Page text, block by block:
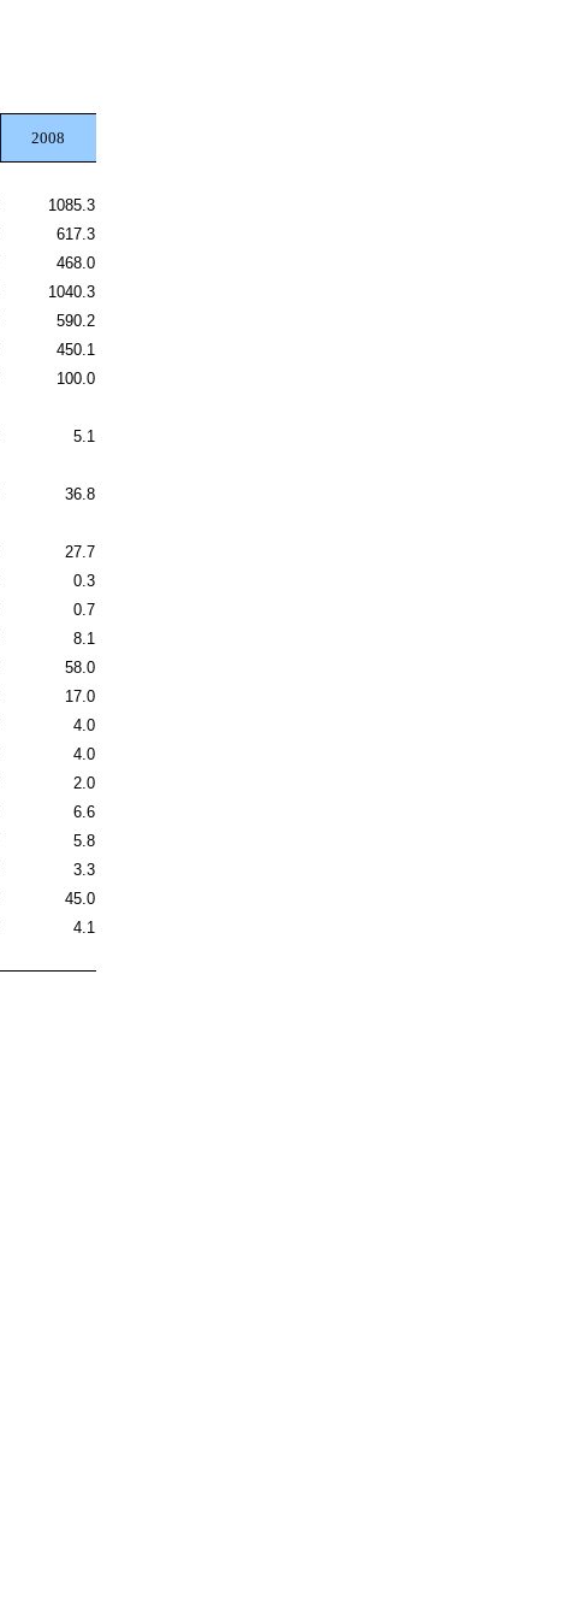
2008
1085.3
617.3
468.0
1040.3
590.2
450.1
100.0
5.1
36.8
27.7
0.3
0.7
8.1
58.0
17.0
4.0
4.0
2.0
6.6
5.8
3.3
45.0
4.1